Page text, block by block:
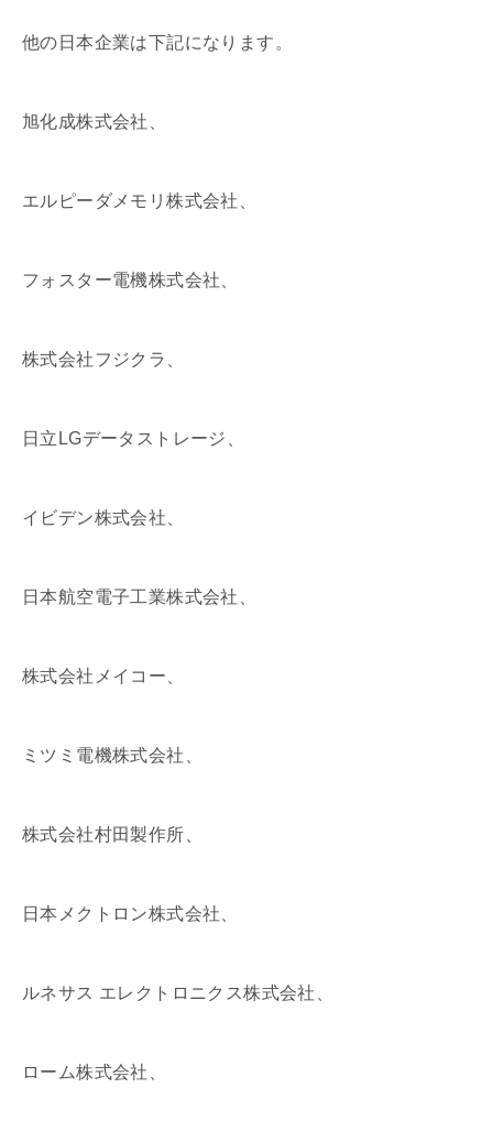
他の日本企業は下記になります。
旭化成株式会社、
エルピーダメモリ株式会社、
フォスター電機株式会社、
株式会社フジクラ、
日立LGデータストレージ、
イビデン株式会社、
日本航空電子工業株式会社、
株式会社メイコー、
ミツミ電機株式会社、
株式会社村田製作所、
日本メクトロン株式会社、
ルネサス エレクトロニクス株式会社、
ローム株式会社、